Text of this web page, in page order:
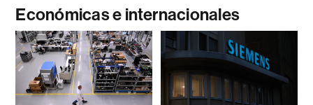
Económicas e internacionales